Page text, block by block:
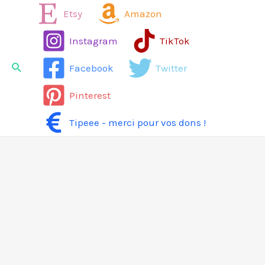
Rechercher
Etsy Amazon
Instagram TikTok
Facebook Twitter
Pinterest
Tipeee - merci pour vos dons !